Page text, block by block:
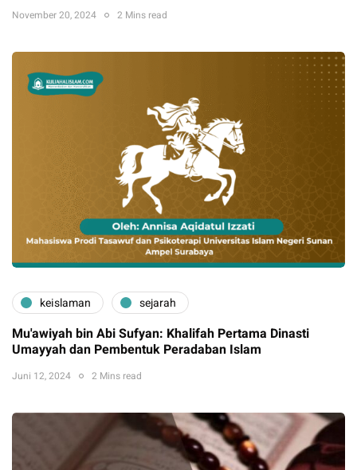
November 20, 2024 2 Mins read
keislaman sejarah
Mu'awiyah bin Abi Sufyan: Khalifah Pertama Dinasti
Umayyah dan Pembentuk Peradaban Islam
Juni 12, 2024 2 Mins read